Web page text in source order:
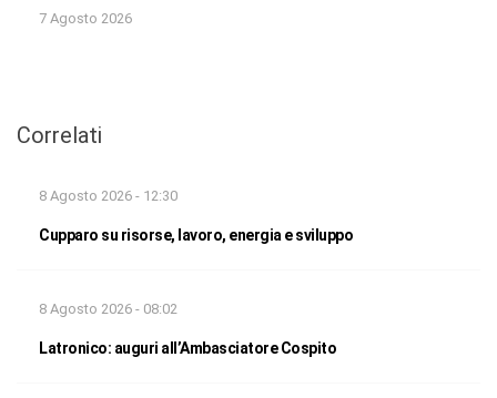
7 Agosto 2026
Correlati
8 Agosto 2026 - 12:30
Cupparo su risorse, lavoro, energia e sviluppo
8 Agosto 2026 - 08:02
Latronico: auguri all’Ambasciatore Cospito